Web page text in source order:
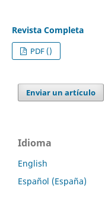
Revista Completa
PDF ()
Enviar un artículo
Idioma
English
Español (España)